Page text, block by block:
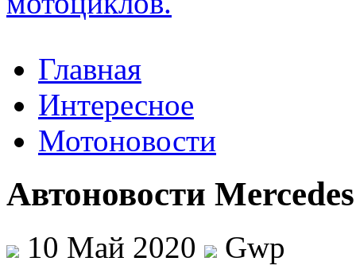
Главная
Интересное
Мотоновости
Автоновости
10 Май 2020
Gwp